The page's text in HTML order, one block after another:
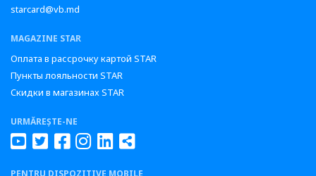
starcard@vb.md
MAGAZINE STAR
Оплата в рассрочку картой STAR
Пункты лояльности STAR
Скидки в магазинах STAR
URMĂREȘTE-NE
PENTRU DISPOZITIVE MOBILE